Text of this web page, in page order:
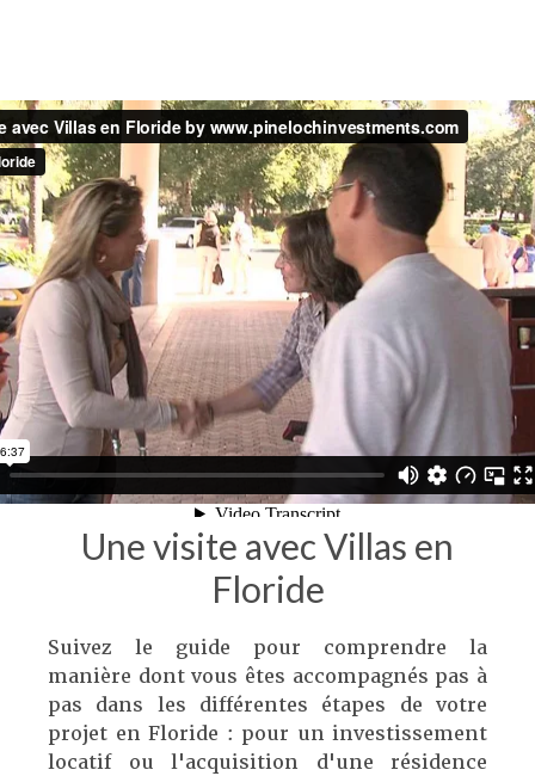
Une visite avec Villas en
Floride
Suivez le guide pour comprendre la
manière dont vous êtes accompagnés pas à
pas dans les différentes étapes de votre
projet en Floride : pour un investissement
locatif ou l'acquisition d'une résidence